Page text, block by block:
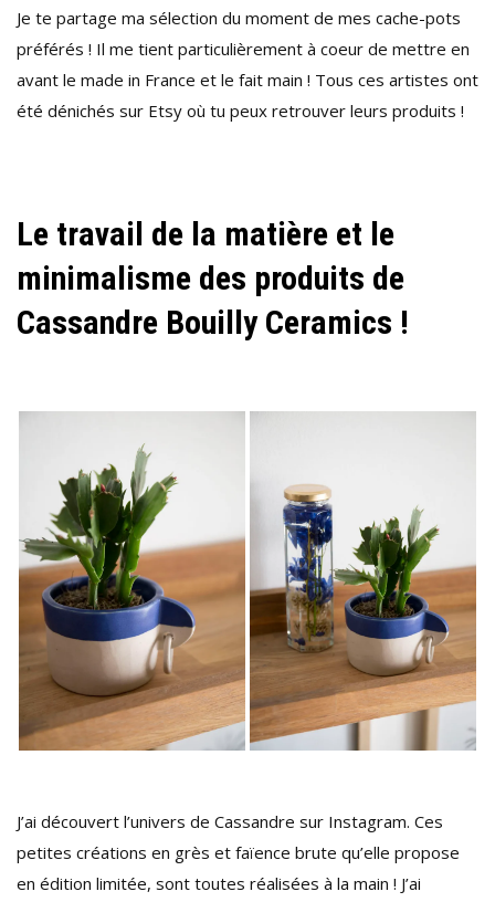
Je te partage ma sélection du moment de mes cache-pots
préférés ! Il me tient particulièrement à coeur de mettre en
avant le made in France et le fait main ! Tous ces artistes ont
été dénichés sur Etsy où tu peux retrouver leurs produits !
Le travail de la matière et le
minimalisme des produits de
Cassandre Bouilly Ceramics !
J’ai découvert l’univers de Cassandre sur Instagram. Ces
petites créations en grès et faïence brute qu’elle propose
en édition limitée, sont toutes réalisées à la main ! J’ai